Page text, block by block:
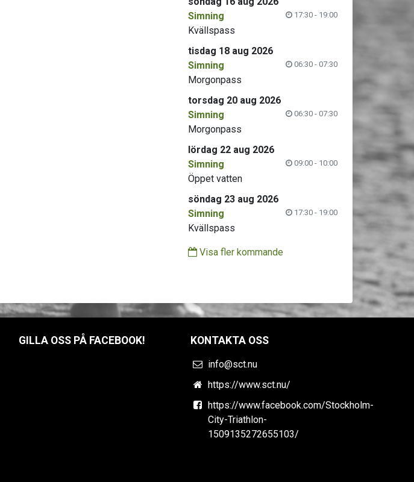
Simning
17:30 - 19:00
Kvällspass
tisdag 18 aug 2026
Simning
06:30 - 07:30
Morgonpass
torsdag 20 aug 2026
Simning
06:30 - 07:30
Morgonpass
lördag 22 aug 2026
Simning
09:00 - 10:00
Öppet vatten
söndag 23 aug 2026
Simning
17:30 - 19:00
Kvällspass
Visa fler kommande
GILLA OSS PÅ FACEBOOK! KONTAKTA OSS
info@sct.nu
https://www.sct.nu/
https://www.facebook.com/Stockholm-
City-Triathlon-
1509135272655103/